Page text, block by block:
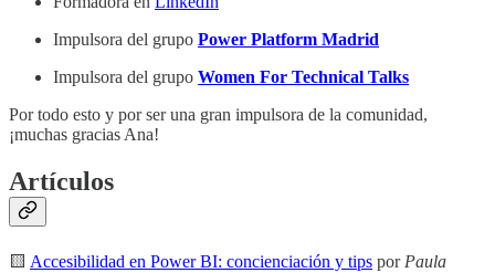
Impulsora del grupo Power Platform Madrid
Impulsora del grupo Women For Technical Talks
Por todo esto y por ser una gran impulsora de la comunidad,
¡muchas gracias Ana!
Artículos
🟨 Accesibilidad en Power BI: concienciación y tips por Paula